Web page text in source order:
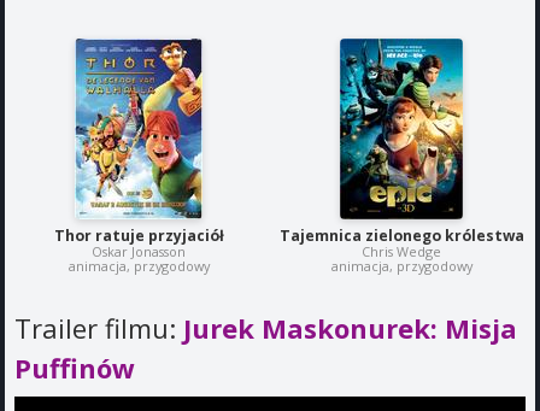
Thor ratuje przyjaciół
Oskar Jonasson
animacja, przygodowy
Tajemnica zielonego królestwa
Chris Wedge
animacja, przygodowy
Trailer filmu: Jurek Maskonurek: Misja
Puffinów